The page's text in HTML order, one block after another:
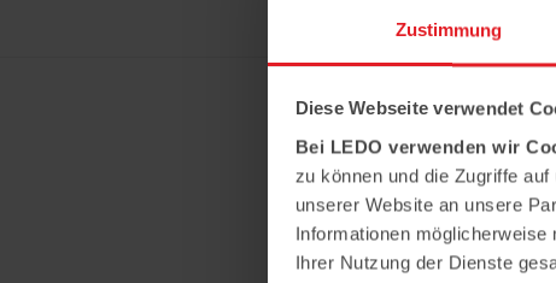
Zustimmung
Diese Webseite verwendet
Bei LEDO verwenden wir
zu können und die Zugriffe
unserer Website an unsere
Informationen
Ihrer Nutzung der Dienste